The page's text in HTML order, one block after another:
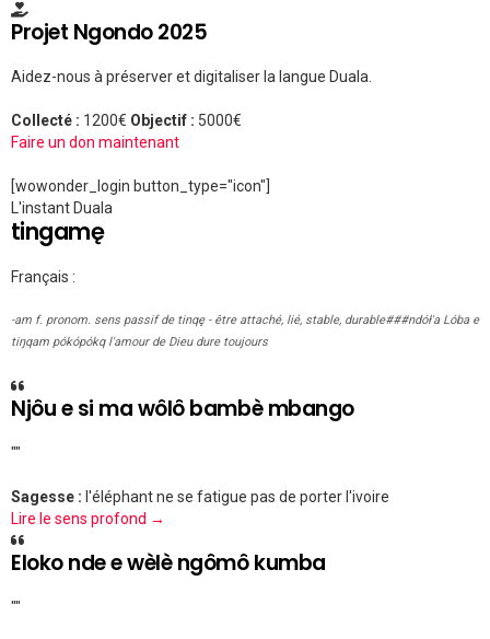
Projet Ngondo 2025
Aidez-nous à préserver et digitaliser la langue Duala.
Collecté : 1200€ Objectif : 5000€
Faire un don maintenant
[wowonder_login button_type="icon"]
L'instant Duala
tingamę
Français :
-am f. pronom. sens passif de tinqę - être attaché, lié, stable, durable###ndół'a Lóba e
tiŋqam pókópókq l'amour de Dieu dure toujours
Njôu e si ma wôlô bambè mbango
""
Sagesse : l'éléphant ne se fatigue pas de porter l'ivoire
Lire le sens profond →
Eloko nde e wèlè ngômô kumba
""